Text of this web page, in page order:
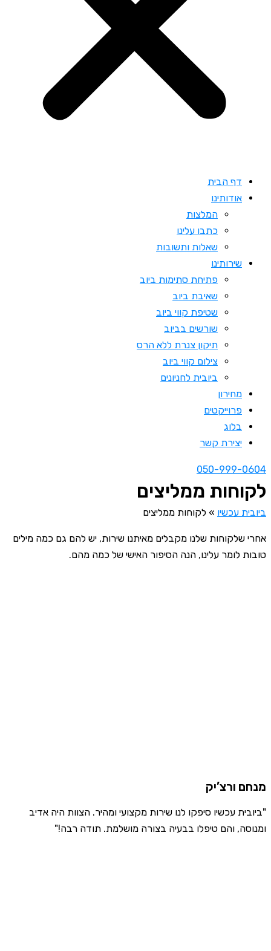
דף הבית
אודותינו
המלצות
כתבו עלינו
שאלות ותשובות
שירותינו
פתיחת סתימות ביוב
שאיבת ביוב
שטיפת קווי ביוב
שורשים בביוב
תיקון צנרת ללא הרס
צילום קווי ביוב
ביובית לחניונים
מחירון
פרוייקטים
בלוג
יצירת קשר
050-999-0604
לקוחות ממליצים
ביובית עכשיו » לקוחות ממליצים
אחרי שלקוחות שלנו מקבלים מאיתנו שירות, יש להם גם כמה מילים
טובות לומר עלינו, הנה הסיפור האישי של כמה מהם.
מנחם ורצ’יק
"ביובית עכשיו סיפקו לנו שירות מקצועי ומהיר. הצוות היה אדיב
ומנוסה, והם טיפלו בבעיה בצורה מושלמת. תודה רבה!"